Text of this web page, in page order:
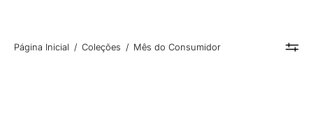
Página Inicial / Coleções / Mês do Consumidor